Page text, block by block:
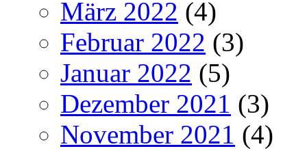
März 2022 (4)
Februar 2022 (3)
Januar 2022 (5)
Dezember 2021 (3)
November 2021 (4)